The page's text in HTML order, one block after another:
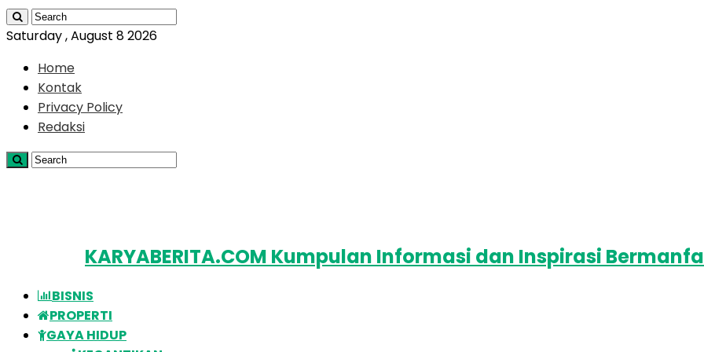
Saturday , August 8 2026
Home
Kontak
Privacy Policy
Redaksi
KARYABERITA.COM Kumpulan Informasi dan Inspirasi
BISNIS
PROPERTI
GAYA HIDUP